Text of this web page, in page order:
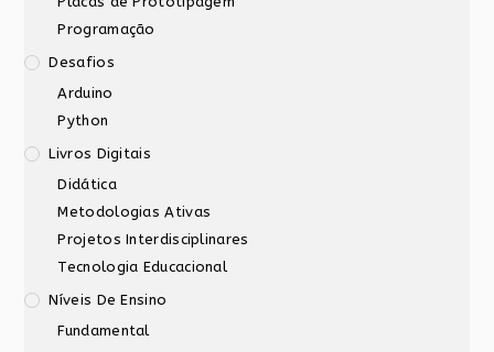
Programação
Desafios
Arduino
Python
Livros Digitais
Didática
Metodologias Ativas
Projetos Interdisciplinares
Tecnologia Educacional
Níveis De Ensino
Fundamental